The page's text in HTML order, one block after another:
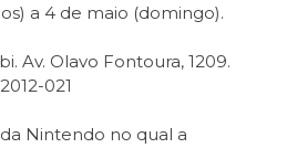
a 4 de maio (domingo).
Av. Olavo Fontoura, 1209.
021
Nintendo no qual a